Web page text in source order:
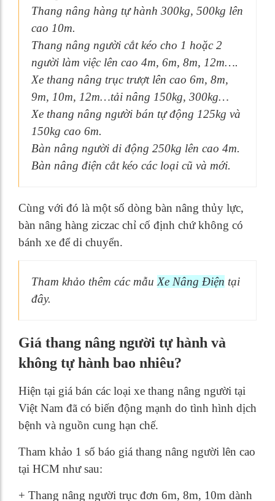
Thang nâng hàng tự hành 300kg, 500kg lên
cao 10m.
Thang nâng người cắt kéo cho 1 hoặc 2
người làm việc lên cao 4m, 6m, 8m, 12m….
Xe thang nâng trục trượt lên cao 6m, 8m,
9m, 10m, 12m…tải nâng 150kg, 300kg…
Xe thang nâng người bán tự động 125kg và
150kg cao 6m.
Bàn nâng người di động 250kg lên cao 4m.
Bàn nâng điện cắt kéo các loại cũ và mới.
Cùng với đó là một số dòng bàn nâng thủy lực,
bàn nâng hàng ziczac chỉ cố định chứ không có
bánh xe để di chuyển.
Tham khảo thêm các mẫu Xe Nâng Điện tại
đây.
Giá thang nâng người tự hành và
không tự hành bao nhiêu?
Hiện tại giá bán các loại xe thang nâng người tại
Việt Nam đã có biến động mạnh do tình hình dịch
bệnh và nguồn cung hạn chế.
Tham khảo 1 số báo giá thang nâng người lên cao
tại HCM như sau:
+ Thang nâng người trục đơn 6m, 8m, 10m dành